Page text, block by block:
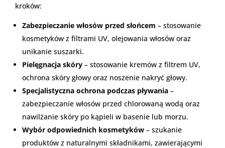
kroków:
Zabezpieczanie włosów przed słońcem – stosowanie
kosmetyków z filtrami UV, olejowania włosów oraz
unikanie suszarki.
Pielęgnacja skóry – stosowanie kremów z filtrem UV,
ochrona skóry głowy oraz noszenie nakryć głowy.
Specjalistyczna ochrona podczas pływania –
zabezpieczanie włosów przed chlorowaną wodą oraz
nawilżanie skóry po kąpieli w basenie lub morzu.
Wybór odpowiednich kosmetyków – szukanie
produktów z naturalnymi składnikami, zawierającymi